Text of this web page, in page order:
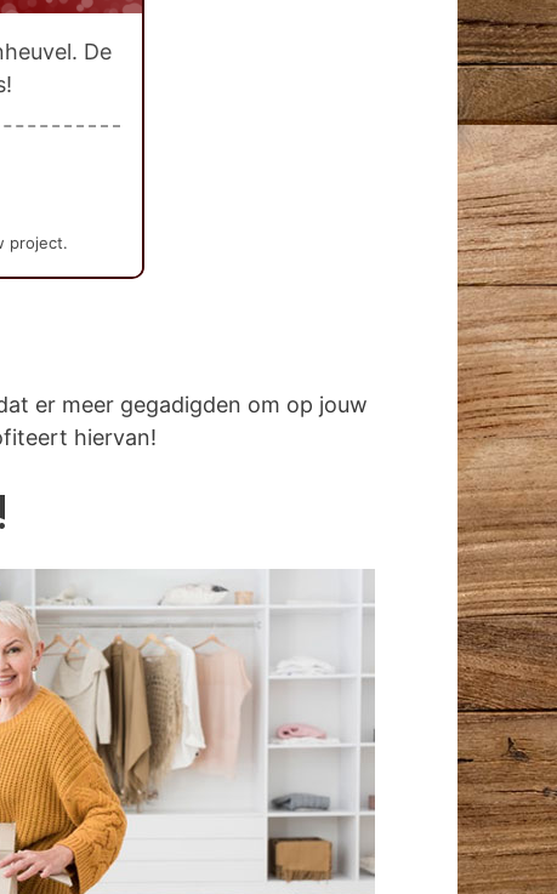
De
project.
er meer gegadigden om op jouw
hiervan!